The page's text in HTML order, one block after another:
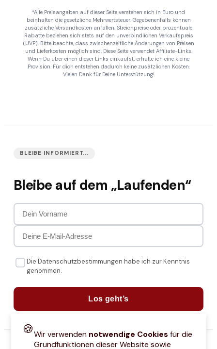
*Alle Preisangaben auf dieser Seite verstehen sich in Euro und
beinhalten die gesetzliche Mehrwertsteuer. Gegebenenfalls können
zusätzliche Versandkosten anfallen. Streichpreise oder prozentuale
Rabatte beziehen sich stets auf den unverbindlichen Verkaufspreis
(UVP). Bitte beachte, dass zwischenzeitliche Änderungen von Preisen
und Lieferkosten möglich sind. Diese Seite verwendet Affiliate-Links.
Wenn Du über einen dieser Links einkaufst, erhalte ich eine kleine
Provision. Für dich entstehen dadurch keine zusätzlichen Kosten.
Vielen Dank für Deine Unterstützung!
BLEIBE INFORMIERT...
Bleibe auf dem „Laufenden“
Die Datenschutzbestimmungen habe ich zur Kenntnis
genommen.
Los geht’s
🍪Wir verwenden notwendige Cookies für die
Grundfunktionen dieser Website sowie